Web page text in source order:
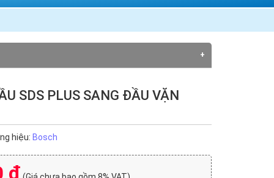
JTC (2)
MaxPro (1)
SDS PLUS SANG ĐẦU VẶN
hiệu: Bosch
đ